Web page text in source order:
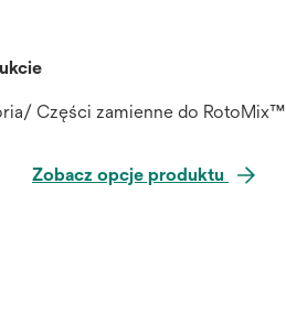
Części zamienne do RotoMix™
Zobacz opcje produktu